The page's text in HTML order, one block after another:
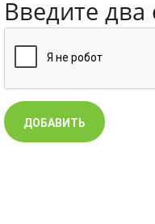
Введите